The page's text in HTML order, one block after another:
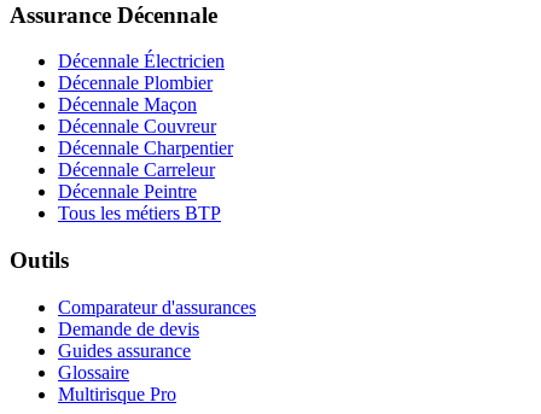
Assurance Décennale
Décennale Électricien
Décennale Plombier
Décennale Maçon
Décennale Couvreur
Décennale Charpentier
Décennale Carreleur
Décennale Peintre
Tous les métiers BTP
Outils
Comparateur d'assurances
Demande de devis
Guides assurance
Glossaire
Multirisque Pro